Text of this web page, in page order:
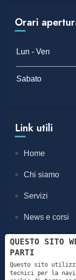
Orari
Lun - Ven
Sabato
Link utili
Home
Chi siamo
Servizi
News e corsi
Contatti
Servizi
QUESTO SITO
PARTI
Questo sito
tecnici per la